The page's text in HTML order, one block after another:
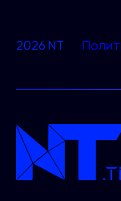
2026 NT